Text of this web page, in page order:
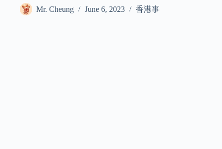
Mr. Cheung June 6, 2023 香港事